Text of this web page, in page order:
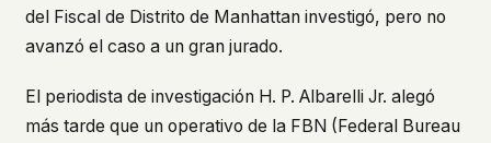
del Fiscal de Distrito de Manhattan investigó, pero no
avanzó el caso a un gran jurado.
El periodista de investigación H. P. Albarelli Jr. alegó
más tarde que un operativo de la FBN (Federal Bureau